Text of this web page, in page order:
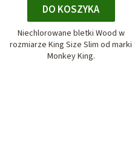
DO KOSZYKA
Niechlorowane bletki Wood w
rozmiarze King Size Slim od marki
Monkey King.